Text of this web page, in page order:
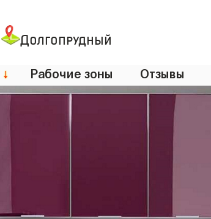
Долгопрудный
↓ Рабочие зоны Отзывы